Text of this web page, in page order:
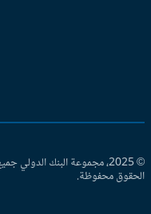
© 2025، مجموعة البنك الدولي جميع
محفوظة.